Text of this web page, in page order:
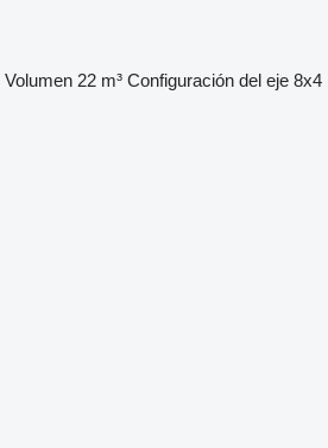
Volumen 22 m³ Configuración del eje 8x4